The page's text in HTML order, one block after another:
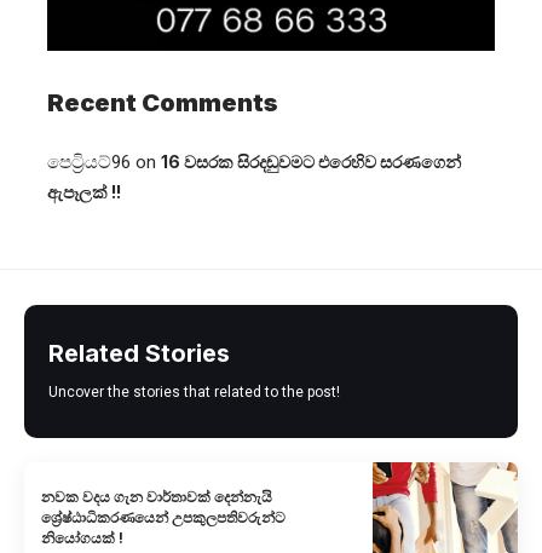
Recent Comments
පෙට්‍රියට්96 on 16 වසරක සිරදඬුවමට එරෙහිව සරණගෙන්
ඇපෑලක් !!
Related Stories
Uncover the stories that related to the post!
නවක වදය ගැන වාර්තාවක් දෙන්නැයි
ශ්‍රේෂ්ඨාධිකරණයෙන් උපකුලපතිවරුන්ට
නියෝගයක් !